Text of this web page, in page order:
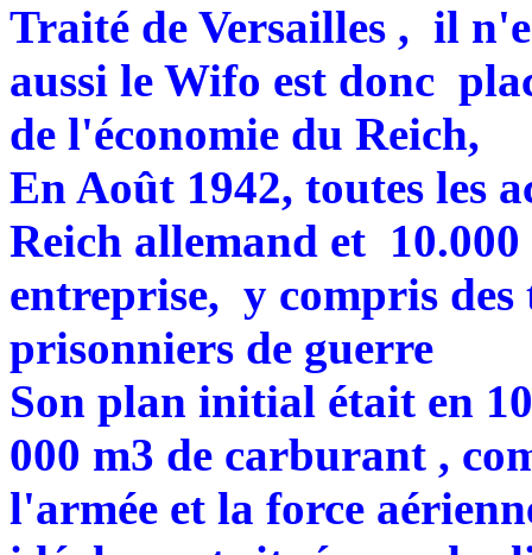
Traité de Versailles , il
aussi le Wifo est donc
de l'économie du Reich,
En Août 1942, toutes les
Reich allemand et
entreprise, y compris
prisonniers de guerre
Son plan initial était en
000 m3 de carburant ,
l'armée et la force